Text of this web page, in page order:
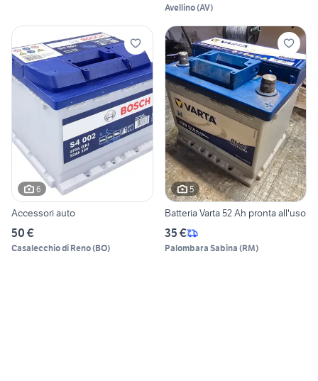
Avellino(AV)
6
Accessori auto
50 €
Casalecchio di Reno(BO)
5
Batteria Varta 52 Ah pronta all'uso
35 €
Palombara Sabina (RM)